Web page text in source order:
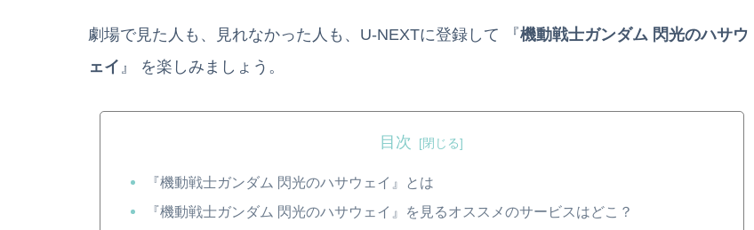
劇場で見た人も、見れなかった人も、U-NEXTに登録して 『機動戦士ガンダム 閃光のハサウ
ェイ 』 を楽しみましょう。
目次
『機動戦士ガンダム 閃光のハサウェイ』とは
『機動戦士ガンダム 閃光のハサウェイ』を見るオススメのサービスはどこ？